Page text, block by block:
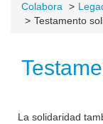
Colabora
Testamento
La solidaridad